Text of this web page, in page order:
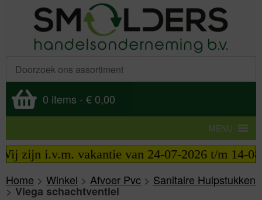
0 items - € 0,00
MENU
i.v.m. vakantie van 24-07-2026 t/m 14-08-
Home > Winkel > Afvoer Pvc > Sanitaire Hulpstukken
>Viega schachtventiel